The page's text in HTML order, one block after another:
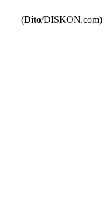
(Dito/DISKON.com)